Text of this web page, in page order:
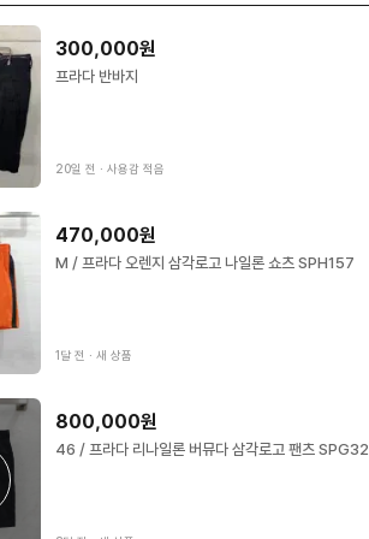
300,000원
프라다 반바지
20일 전 ∙ 사용감 적음
470,000원
M / 프라다 오렌지 삼각로고 나일론 쇼츠 SPH157
1달 전 ∙ 새 상품
800,000원
46 / 프라다 리나일론 버뮤다 삼각로고 팬츠 SPG32